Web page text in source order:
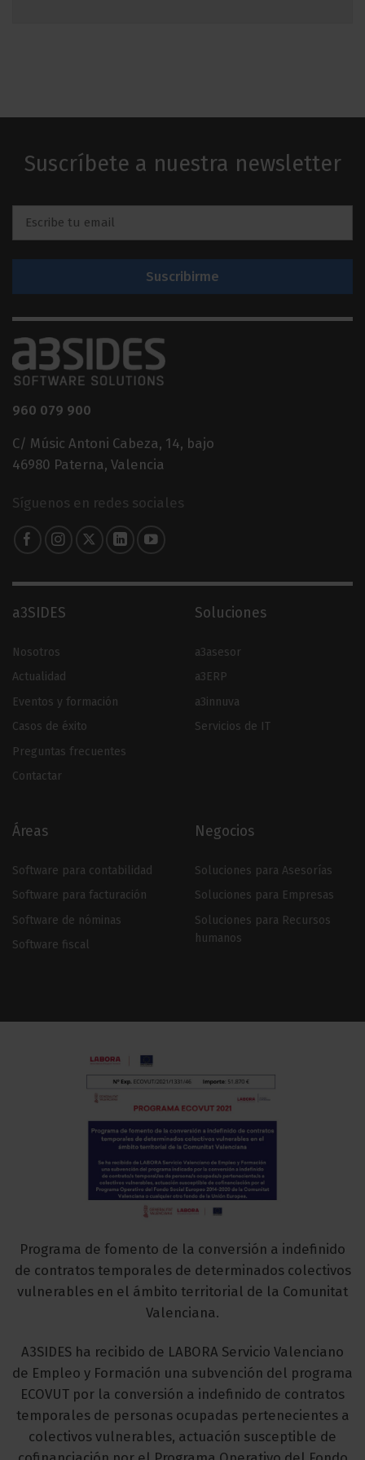
Suscríbete a nuestra newsletter
960 079 900
C/ Músic Antoni Cabeza, 14, bajo
46980 Paterna, Valencia
Síguenos en redes sociales
a3SIDES
Nosotros
Actualidad
Eventos y formación
Casos de éxito
Preguntas frecuentes
Contactar
Soluciones
a3asesor
a3ERP
a3innuva
Servicios de IT
Áreas
Software para contabilidad
Software para facturación
Software de nóminas
Software fiscal
Negocios
Soluciones para Asesorías
Soluciones para Empresas
Soluciones para Recursos
humanos
Programa de fomento de la conversión a indefinido
de contratos temporales de determinados colectivos
vulnerables en el ámbito territorial de la Comunitat
Valenciana.
A3SIDES ha recibido de LABORA Servicio Valenciano
de Empleo y Formación una subvención del programa
ECOVUT por la conversión a indefinido de contratos
temporales de personas ocupadas pertenecientes a
colectivos vulnerables, actuación susceptible de